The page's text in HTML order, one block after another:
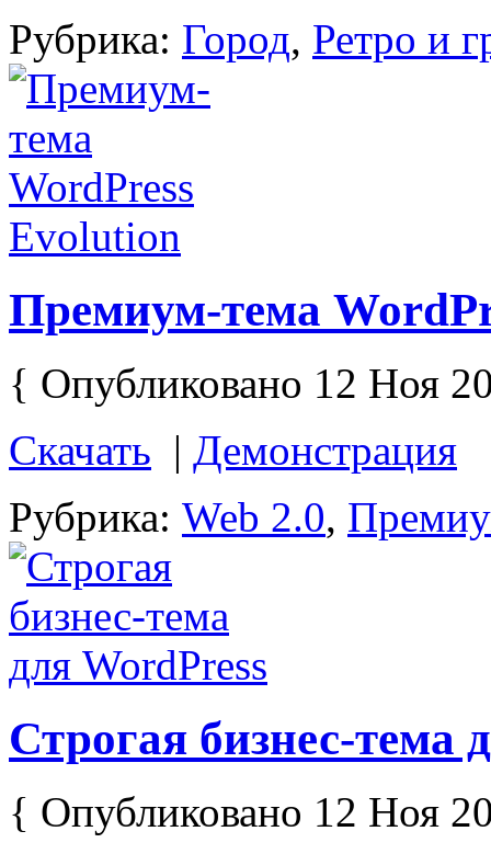
Рубрика: Город, Ретро и
Премиум-тема
{ Опубликовано 12 Ноя
Скачать | Демонстрация
Рубрика: Web 2.0,
Строгая бизнес-тема
{ Опубликовано 12 Ноя